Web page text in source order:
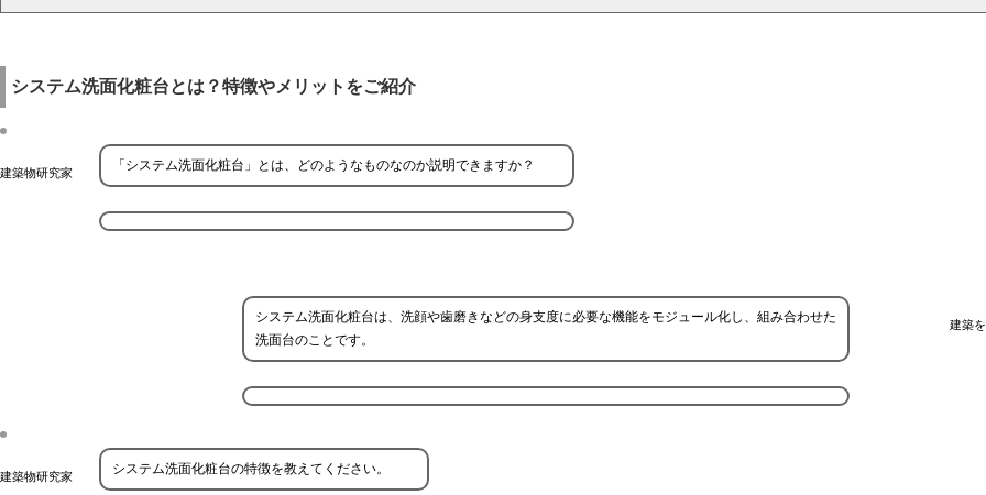
システム洗面化粧台とは？特徴やメリットをご紹介
建築物研究家 「システム洗面化粧台」とは、どのようなものなのか説明できますか？
建築
システム洗面化粧台は、洗顔や歯磨きなどの身支度に必要な機能をモジュール化し、組み合わせた
洗面台のことです。
建築物研究家 システム洗面化粧台の特徴を教えてください。